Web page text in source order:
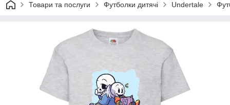
Товари та послуги Футболки дитячі Undertale